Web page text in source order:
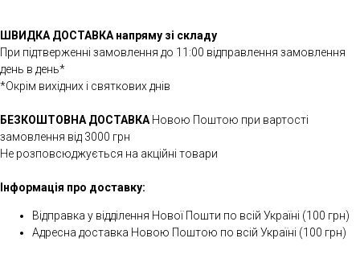
ШВИДКА ДОСТАВКА напряму зі складу
При підтверженні замовлення до 11:00 відправлення замовлення
день в день*
*Окрім вихідних і святкових днів
БЕЗКОШТОВНА ДОСТАВКАНовою Поштою при вартості
замовлення від 3000 грн
Не розповсюджується на акційні товари
Інформація про доставку:
Відправка у відділення Нової Пошти по всій Україні (100 грн)
Адресна доставка Новою Поштою по всій Україні (100 грн)